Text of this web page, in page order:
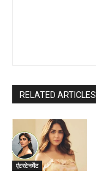
RELATED ARTICLES
एंटरटेनमेंट